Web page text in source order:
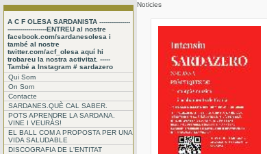
A C F OLESA SARDANISTA ---------------
-------------------ENTREU al nostre
facebook.com/sardanesolesa i
també al nostre
twitter.com/acf_olesa aquí hi
trobareu la nostra activitat. -----
També a Instagram # sardazero
Qui Som
On Som
Contacte
SARDANES.QUÈ CAL SABER.
POTS APRENDRE LA SARDANA.
VINE I VEURÀS!
EL BALL COM A PROPOSTA PER UNA
VIDA SALUDABLE
DISCOGRAFIA DE L'ENTITAT
Noticies